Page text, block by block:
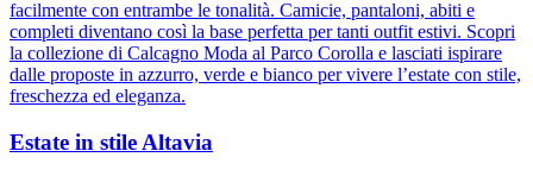
facilmente con entrambe le tonalità. Camicie, pantaloni, abiti e
completi diventano così la base perfetta per tanti outfit estivi. Scopri
la collezione di Calcagno Moda al Parco Corolla e lasciati ispirare
dalle proposte in azzurro, verde e bianco per vivere l’estate con stile,
freschezza ed eleganza.
Estate in stile Altavia